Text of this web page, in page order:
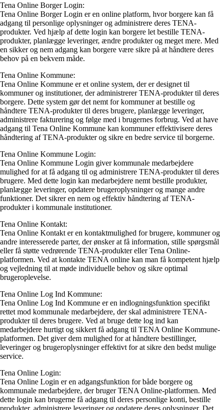
Tena Online Borger Login:
Tena Online Borger Login er en online platform, hvor borgere kan få
adgang til personlige oplysninger og administrere deres TENA-
produkter. Ved hjælp af dette login kan borgere let bestille TENA-
produkter, planlægge leveringer, ændre produkter og meget mere. Med
en sikker og nem adgang kan borgere være sikre på at håndtere deres
behov på en bekvem måde.
Tena Online Kommune:
Tena Online Kommune er et online system, der er designet til
kommuner og institutioner, der administrerer TENA-produkter til deres
borgere. Dette system gør det nemt for kommuner at bestille og
håndtere TENA-produkter til deres brugere, planlægge leveringer,
administrere fakturering og følge med i brugernes forbrug. Ved at have
adgang til Tena Online Kommune kan kommuner effektivisere deres
håndtering af TENA-produkter og sikre en bedre service til borgerne.
Tena Online Kommune Login:
Tena Online Kommune Login giver kommunale medarbejdere
mulighed for at få adgang til og administrere TENA-produkter til deres
brugere. Med dette login kan medarbejdere nemt bestille produkter,
planlægge leveringer, opdatere brugeroplysninger og mange andre
funktioner. Det sikrer en nem og effektiv håndtering af TENA-
produkter i kommunale institutioner.
Tena Online Kontakt:
Tena Online Kontakt er en kontaktmulighed for brugere, kommuner og
andre interesserede parter, der ønsker at få information, stille spørgsmål
eller få støtte vedrørende TENA-produkter eller Tena Online-
platformen. Ved at kontakte TENA online kan man få kompetent hjælp
og vejledning til at møde individuelle behov og sikre optimal
brugeroplevelse.
Tena Online Log Ind Kommune:
Tena Online Log Ind Kommune er en indlogningsfunktion specifikt
rettet mod kommunale medarbejdere, der skal administrere TENA-
produkter til deres brugere. Ved at bruge dette log ind kan
medarbejdere hurtigt og sikkert få adgang til TENA Online Kommune-
platformen. Det giver dem mulighed for at håndtere bestillinger,
leveringer og brugeroplysninger effektivt for at sikre den bedst mulige
service.
Tena Online Login:
Tena Online Login er en adgangsfunktion for både borgere og
kommunale medarbejdere, der bruger TENA Online-platformen. Med
dette login kan brugerne få adgang til deres personlige konti, bestille
produkter, administrere leveringer og opdatere deres oplysninger. Det